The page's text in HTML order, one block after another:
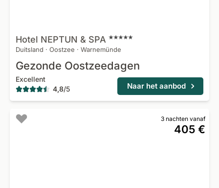
Hotel NEPTUN & SPA
Duitsland · Oostzee · Warnemünde
Gezonde Oostzeedagen
Excellent
4,8/5 Naar het aanbod
3 nachten vanaf
405 €